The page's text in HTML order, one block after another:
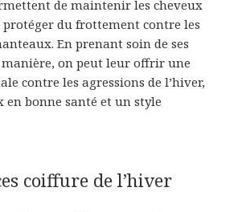
de maintenir les cheveux
protéger du frottement contre les
En prenant soin de ses
manière, on peut leur offrir une
contre les agressions de l’hiver,
en bonne santé et un style
coiffure de l’hiver